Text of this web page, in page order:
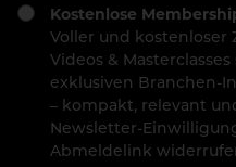
Kostenlose
Voller und kostenloser
Videos &
exklusiven Branchen-
– kompakt, relevant
Newsletter-
Abmeldelink